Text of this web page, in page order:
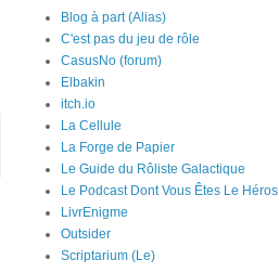
Blog à part (Alias)
C'est pas du jeu de rôle
CasusNo (forum)
Elbakin
itch.io
La Cellule
La Forge de Papier
Le Guide du Rôliste Galactique
Le Podcast Dont Vous Êtes Le Héros
LivrEnigme
Outsider
Scriptarium (Le)